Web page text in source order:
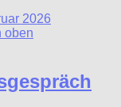
2026